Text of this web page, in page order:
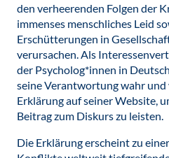
den verheerenden Folgen der
immenses menschliches Leid
Erschütterungen in
verursachen. Als
der Psycholog*innen in
seine Verantwortung wahr
Erklärung auf seiner Website,
Beitrag zum Diskurs zu leisten.
Die Erklärung erscheint zu